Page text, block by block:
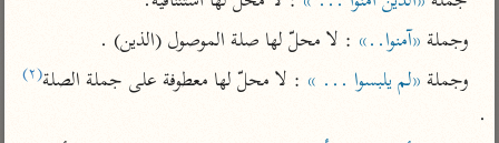
جمع الأقوال
تفسير ابن الجوزي
تفسير الماوردي
تفسير الآلوسي
تفسير الرازي
تفسير ابن عثيمين
وجملة «آمنوا..» : لا محلّ لها صلة الموصول (الذين) .
وجملة «لم يلبسوا ... » : لا محلّ لها معطوفة على جملة الصلة(٢)
.